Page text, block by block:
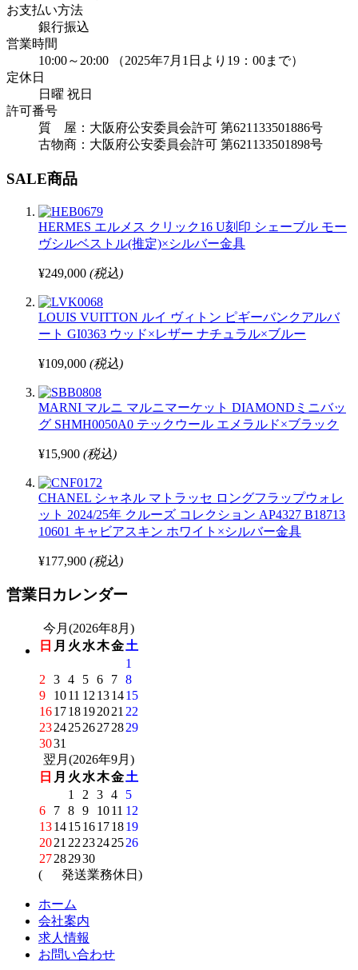
お支払い方法
銀行振込
営業時間
10:00～20:00 （2025年7月1日より19：00まで）
定休日
日曜 祝日
許可番号
質 屋：大阪府公安委員会許可 第621133501886号
古物商：大阪府公安委員会許可 第621133501898号
SALE商品
HERMES エルメス クリック16 U刻印 シェーブル モー
ヴシルベストル(推定)×シルバー金具
¥249,000 (税込)
LOUIS VUITTON ルイ ヴィトン ピギーバンクアルバ
ート GI0363 ウッド×レザー ナチュラル×ブルー
¥109,000 (税込)
MARNI マルニ マルニマーケット DIAMONDミニバッ
グ SHMH0050A0 テックウール エメラルド×ブラック
¥15,900 (税込)
CHANEL シャネル マトラッセ ロングフラップウォレ
ット 2024/25年 クルーズ コレクション AP4327 B18713
10601 キャビアスキン ホワイト×シルバー金具
¥177,900 (税込)
営業日カレンダー
今月(2026年8月)
日 月 火 水木金土
1
2
3 4 5 6 7 8
9
1011 12 131415
161718192021 22
23242526272829
3031
翌月(2026年9月)
日 月 火 水木金土
1
2 3 4
5
6
7 8 9 1011 12
13141516171819
2021 22 23242526
27282930
(
発送業務休日)
ホーム
会社案内
求人情報
お問い合わせ